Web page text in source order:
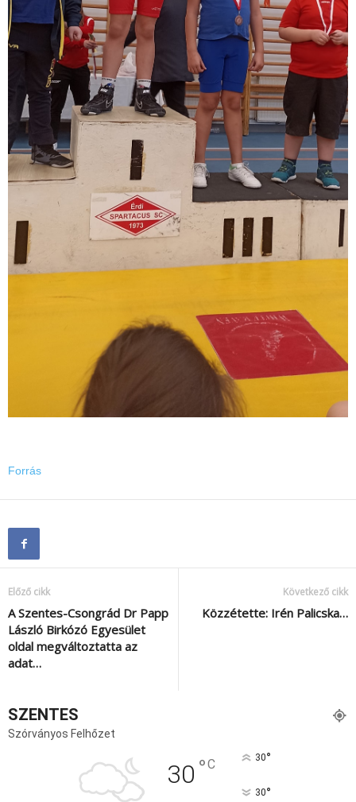
Forrás
Előző cikk
A Szentes-Csongrád Dr Papp
László Birkózó Egyesület
oldal megváltoztatta az
adat…
Következő cikk
Közzétette: Irén Palicska…
SZENTES
Szórványos Felhőzet
30 °C 30°
30°